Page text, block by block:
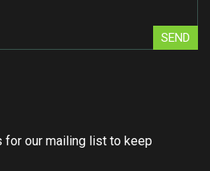
SEND
for our mailing list to keep